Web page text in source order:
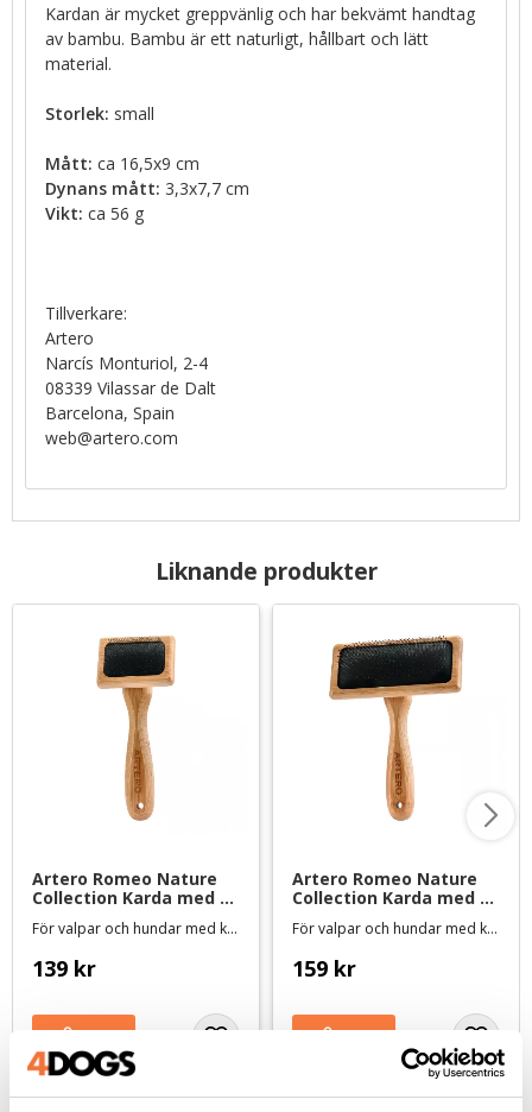
Kardan är mycket greppvänlig och har bekvämt handtag
av bambu. Bambu är ett naturligt, hållbart och lätt
material.
Storlek: small
Mått: ca 16,5x9 cm
Dynans mått: 3,3x7,7 cm
Vikt: ca 56 g
Tillverkare:
Artero
Narcís Monturiol, 2-4
08339 Vilassar de Dalt
Barcelona, Spain
web@artero.com
Liknande produkter
Artero Romeo Nature
Collection Karda med
plastknoppar XS
För valpar och hundar med känslig hud
139 kr
Artero Romeo Nature
Collection Karda med
plastknoppar M
För valpar och hundar med känslig hud
159 kr